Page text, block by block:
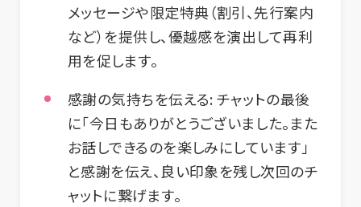
メッセージや限定特典（割引、先行案内
など）を提供し、優越感を演出して再利
用を促します。
感謝の気持ちを伝える:チャットの最後
に「今日もありがとうございました。また
お話しできるのを楽しみにしています」
と感謝を伝え、良い印象を残し次回のチ
ャットに繋げます。